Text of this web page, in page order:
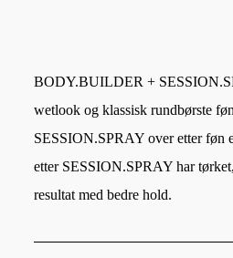
BODY.BUILDER +
wetlook og klassisk rundbørste
SESSION.SPRAY over etter føn
etter SESSION.SPRAY har
resultat med bedre hold.